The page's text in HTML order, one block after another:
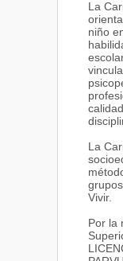
La
niño
La
Vivir.
Por la